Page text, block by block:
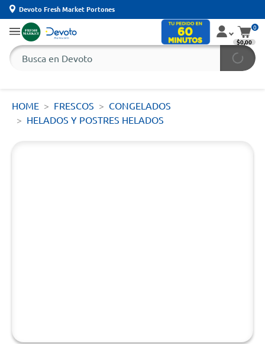
Devoto Fresh Market Portones
0
$0,00
HOME FRESCOS
CONGELADOS
HELADOS Y POSTRES HELADOS